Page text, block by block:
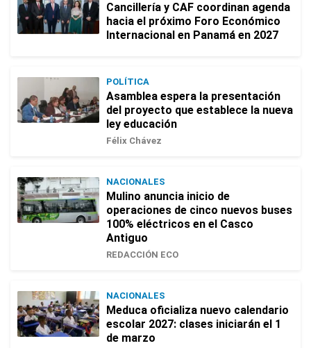
Cancillería y CAF coordinan agenda
hacia el próximo Foro Económico
Internacional en Panamá en 2027
POLÍTICA
Asamblea espera la presentación
del proyecto que establece la nueva
ley educación
Félix Chávez
NACIONALES
Mulino anuncia inicio de
operaciones de cinco nuevos buses
100% eléctricos en el Casco
Antiguo
REDACCIÓN ECO
NACIONALES
Meduca oficializa nuevo calendario
escolar 2027: clases iniciarán el 1
de marzo